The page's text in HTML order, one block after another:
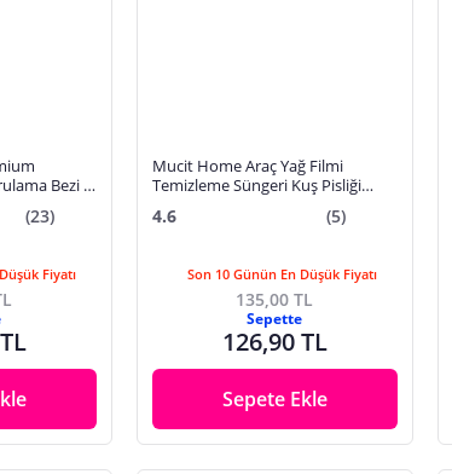
Bezi –
(23)
Fiyatı
Mucit Home Araç Yağ Filmi
Temizleme Süngeri Kuş Pisliği
Süngeri Cam Ayna Parlatıcı
4.6 (5)
Son 10 Günün En Düşük Fiyatı
135,00 TL
Sepette
126,90 TL
Sepete Ekle